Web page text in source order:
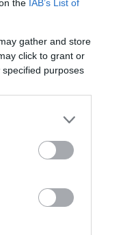
the IAB’s List of
gather and store
click to grant or
purposes
ΣΧΕΤΙΚΑ
Πολίτες στη
επιτέθηκαν
θέλουμε
Δωρεάν
νοσηλευτές σε
νησιά μέσω